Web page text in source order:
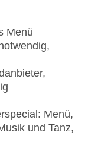
Menü
Menü,
und Tanz,